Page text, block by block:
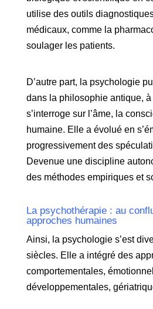
utilise des outils
médicaux, comme la
soulager les patients.
D’autre part, la psychologie
dans la philosophie antique, à
s’interroge sur l’âme, la
humaine. Elle a évolué en
progressivement des
Devenue une discipline
des méthodes empiriques et
La psychothérapie : au
approches humaines
Ainsi, la psychologie s’est
siècles. Elle a intégré des
comportementales,
développementales,